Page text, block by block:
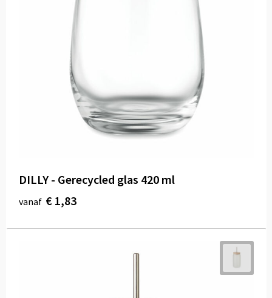
DILLY - Gerecycled glas 420 ml
vanaf € 1,83